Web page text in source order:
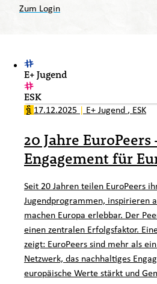
Zum Login
E+ Jugend
ESK
17.12.2025 | E+ Jugend , ESK
20 Jahre EuroPeers
Engagement für
Seit 20 Jahren teilen EuroPeers
Jugendprogrammen, inspirieren
machen Europa erlebbar. Der
einen zentralen Erfolgsfaktor.
zeigt: EuroPeers sind mehr als
Netzwerk, das nachhaltiges
europäische Werte stärkt und